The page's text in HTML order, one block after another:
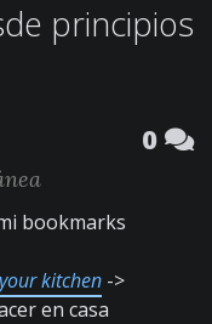
principios
0
bookmarks
kitchen ->
en casa